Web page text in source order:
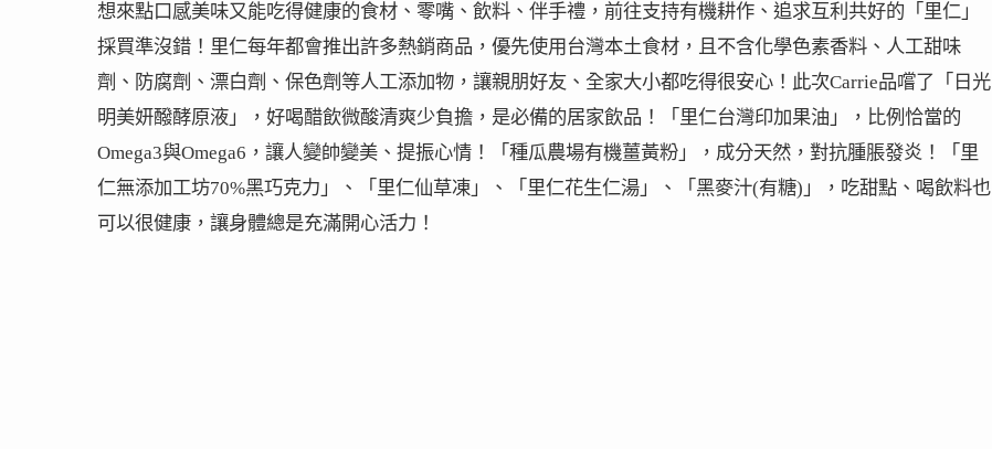
想來點口感美味又能吃得健康的食材、零嘴、飲料、伴手禮，前往支持有機耕作、追求互利共好的「里仁」
採買準沒錯！里仁每年都會推出許多熱銷商品，優先使用台灣本土食材，且不含化學色素香料、人工甜味
劑、防腐劑、漂白劑、保色劑等人工添加物，讓親朋好友、全家大小都吃得很安心！此次Carrie品嚐了「日光
明美妍醱酵原液」，好喝醋飲微酸清爽少負擔，是必備的居家飲品！「里仁台灣印加果油」，比例恰當的
Omega3與Omega6，讓人變帥變美、提振心情！「種瓜農場有機薑黃粉」，成分天然，對抗腫脹發炎！「里
仁無添加工坊70%黑巧克力」、「里仁仙草凍」、「里仁花生仁湯」、「黑麥汁(有糖)」，吃甜點、喝飲料也
可以很健康，讓身體總是充滿開心活力！